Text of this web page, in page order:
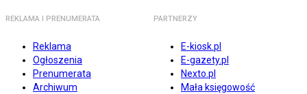
REKLAMA I PRENUMERATA
Reklama
Ogłoszenia
Prenumerata
Archiwum
PARTNERZY
E-kiosk.pl
E-gazety.pl
Nexto.pl
Mała księgowość